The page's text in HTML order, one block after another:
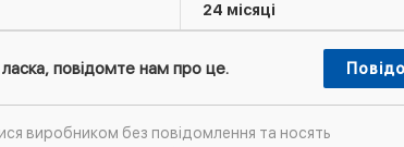
24 місяці
повідомте нам про це.
виробником без повідомлення та носять